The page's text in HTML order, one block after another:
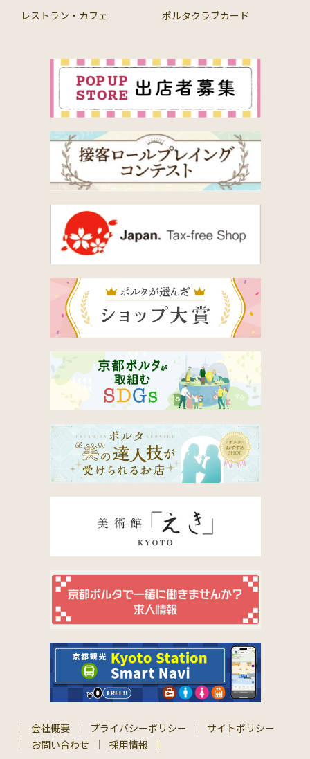
レストラン・カフェ ポルタクラブカード
会社概要 プライバシーポリシー
サイトポリシー
お問い合わせ
採用情報